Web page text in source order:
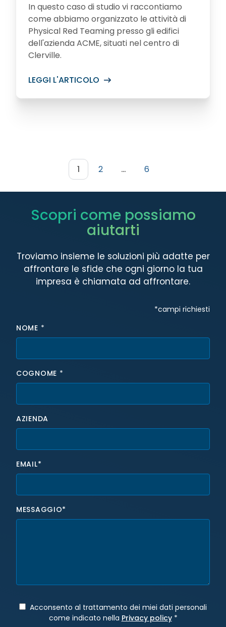
In questo caso di studio vi raccontiamo
come abbiamo organizzato le attività di
Physical Red Teaming presso gli edifici
dell'azienda ACME, situati nel centro di
Clerville.
LEGGI L'ARTICOLO
1 2 … 6
Scopri come possiamo
aiutarti
Troviamo insieme le soluzioni più adatte per
affrontare le sfide che ogni giorno la tua
impresa è chiamata ad affrontare.
*campi richiesti
NOME *
COGNOME *
AZIENDA
EMAIL*
MESSAGGIO*
Acconsento al trattamento dei miei dati personali
come indicato nella Privacy policy *